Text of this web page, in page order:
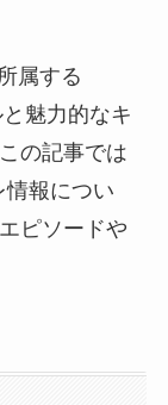
属する
魅力的なキ
の記事では
情報につい
ピソードや